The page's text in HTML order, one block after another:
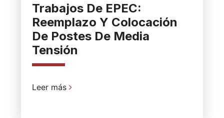
Trabajos De EPEC:
Reemplazo Y Colocación
De Postes De Media
Tensión
Leer más